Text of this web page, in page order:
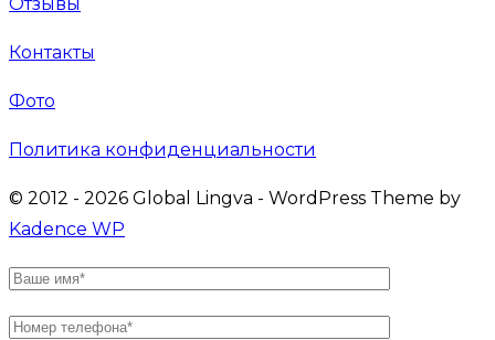
Контакты
Фото
Политика конфиденциальности
© 2012 - 2026 Global Lingva - WordPress Theme by
Kadence WP